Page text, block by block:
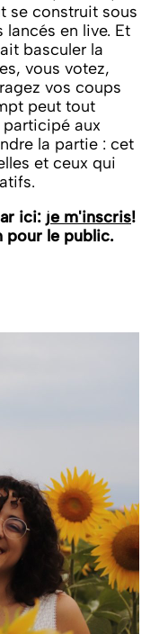
se construit sous
en live. Et
basculer la
vous votez,
vos coups
peut tout
participé aux
la partie : cet
et ceux qui
ici: je m'inscris!
pour le public.